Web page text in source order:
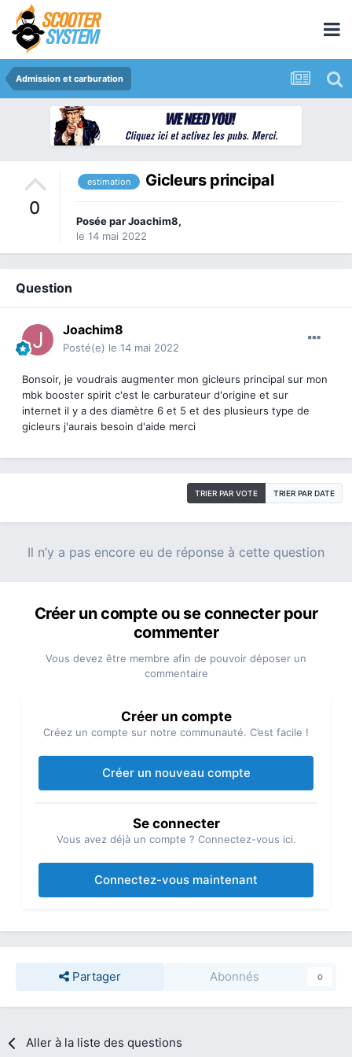
Admission et carburation
0
estimation Gicleurs principal
Posée parJoachim8,
le 14 mai 2022
Question
Joachim8
Posté(e) le 14 mai 2022
Bonsoir, je voudrais augmenter mon gicleurs principal sur mon
mbk booster spirit c'est le carburateur d'origine et sur
internet il y a des diamètre 6 et 5 et des plusieurs type de
gicleurs j'aurais besoin d'aide merci
TRIER PAR VOTE TRIER PAR DATE
Il n’y a pas encore eu de réponse à cette question
Créer un compte ou se connecter pour
commenter
Vous devez être membre afin de pouvoir déposer un
commentaire
Créer un compte
Créez un compte sur notre communauté. C’est facile !
Créer un nouveau compte
Se connecter
Vous avez déjà un compte ? Connectez-vous ici.
Connectez-vous maintenant
Partager Abonnés 0
Aller à la liste des questions